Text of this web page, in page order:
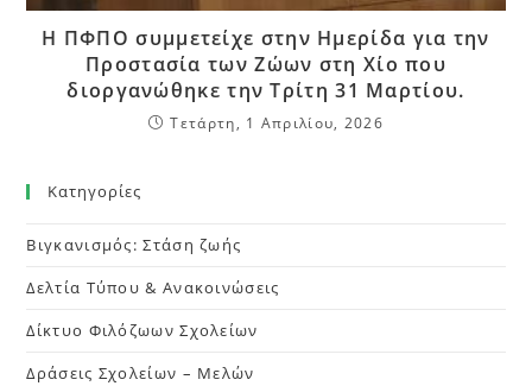
Η ΠΦΠΟ συμμετείχε στην Ημερίδα για την
Προστασία των Ζώων στη Χίο που
διοργανώθηκε την Τρίτη 31 Μαρτίου.
Τετάρτη, 1 Απριλίου, 2026
Kατηγορίες
Βιγκανισμός: Στάση ζωής
Δελτία Τύπου & Ανακοινώσεις
Δίκτυο Φιλόζωων Σχολείων
Δράσεις Σχολείων – Μελών